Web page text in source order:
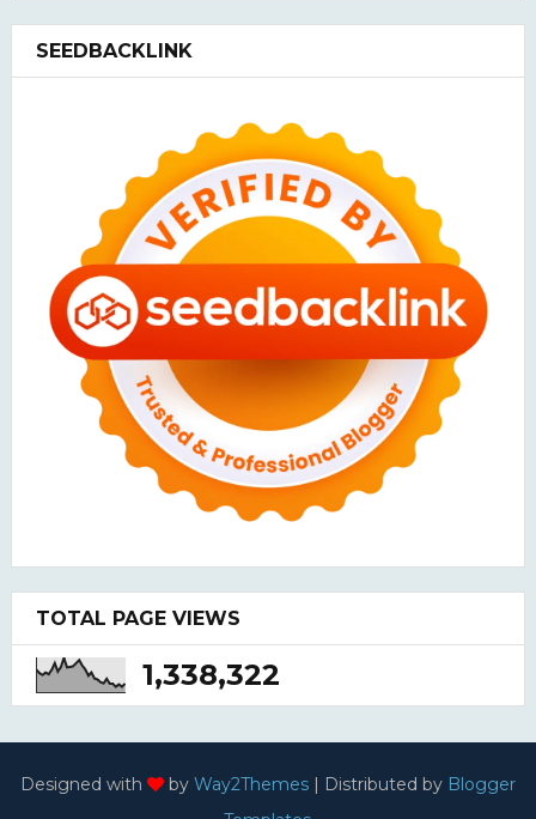
SEEDBACKLINK
TOTAL PAGE VIEWS
1,338,322
Designed with by Way2Themes| Distributed by Blogger